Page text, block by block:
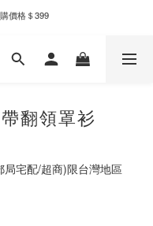
95折，任兩件9折
價格＄399
翻領罩衫
宅配/超商)限台灣地區